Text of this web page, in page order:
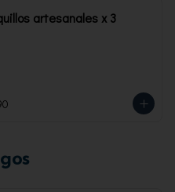
artesanales x 3